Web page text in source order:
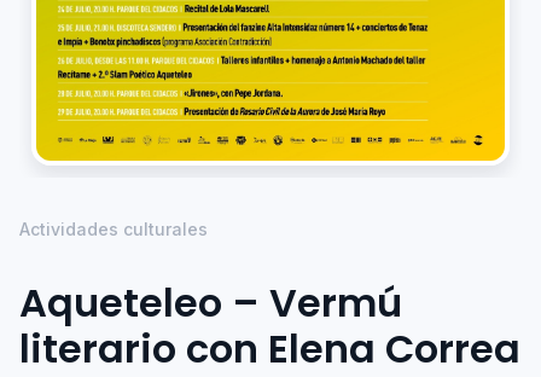
Actividades culturales
Aqueteleo – Vermú
literario con Elena Correa